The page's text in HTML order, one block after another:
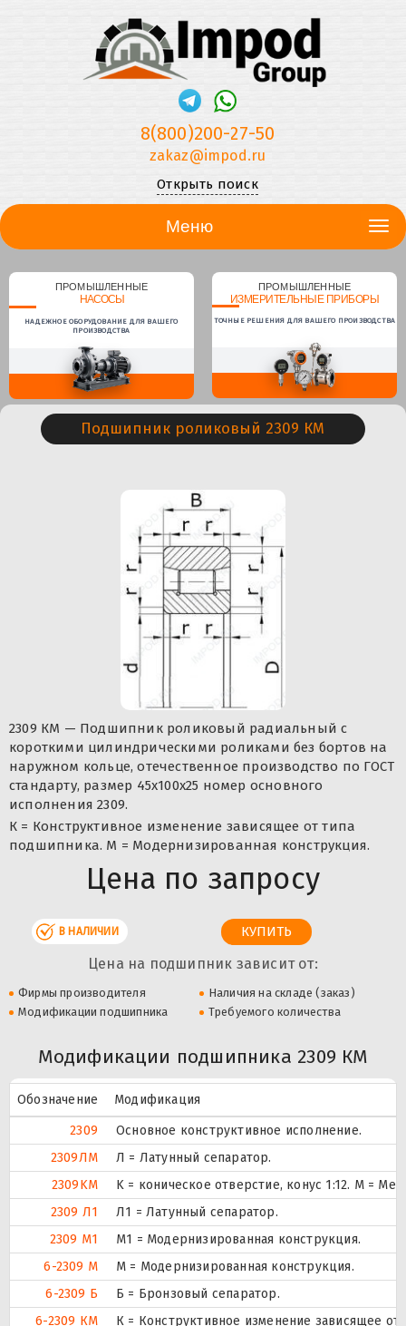
8(800)200-27-50
zakaz@impod.ru
Открыть поиск
Меню
ПРОМЫШЛЕННЫЕ
НАСОСЫ
НАДЕЖНОЕ ОБОРУДОВАНИЕ ДЛЯ ВАШЕГО
ПРОИЗВОДСТВА
ПРОМЫШЛЕННЫЕ
ИЗМЕРИТЕЛЬНЫЕ ПРИБОРЫ
ТОЧНЫЕ РЕШЕНИЯ ДЛЯ ВАШЕГО ПРОИЗВОДСТВА
Подшипник роликовый 2309 КМ
2309 КМ — Подшипник роликовый радиальный с
короткими цилиндрическими роликами без бортов на
наружном кольце, отечественное производство по ГОСТ
стандарту, размер 45x100x25 номер основного
исполнения 2309.
К = Конструктивное изменение зависящее от типа
подшипника. М = Модернизированная конструкция.
Цена по запросу
В НАЛИЧИИ
Цена на подшипник зависит от:
Фирмы производителя
Наличия на складе (заказ)
Модификации подшипника
Требуемого количества
Модификации подшипника 2309 КМ
Обозначение
Модификация
2309
Основное конструктивное исполнение.
2309ЛM
Л = Латунный сепаратор.
2309KM
K = коническое отверстие, конус 1:12. М =
2309 Л1
Л1 = Латунный сепаратор.
2309 М1
М1 = Модернизированная конструкция.
6-2309 М
М = Модернизированная конструкция.
6-2309 Б
Б = Бронзовый сепаратор.
6-2309 КМ
К = Конструктивное изменение зависящее